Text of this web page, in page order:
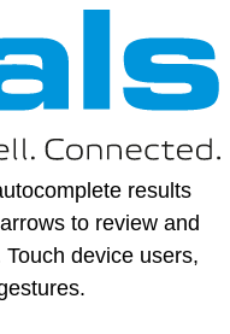
results
to review and
device users,